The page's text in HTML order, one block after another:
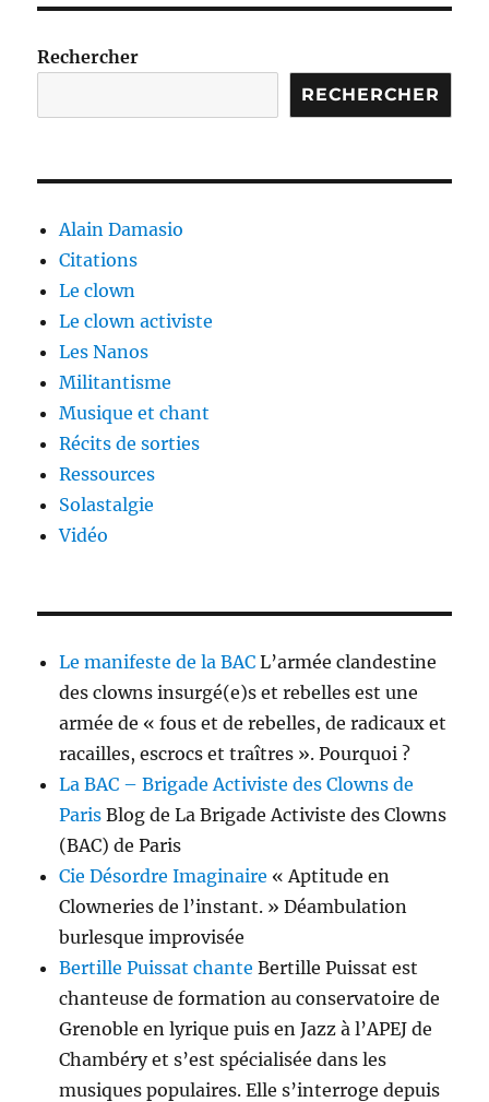
Rechercher
RECHERCHER
Alain Damasio
Citations
Le clown
Le clown activiste
Les Nanos
Militantisme
Musique et chant
Récits de sorties
Ressources
Solastalgie
Vidéo
Le manifeste de la BAC L’armée clandestine
des clowns insurgé(e)s et rebelles est une
armée de « fous et de rebelles, de radicaux et
racailles, escrocs et traîtres ». Pourquoi ?
La BAC – Brigade Activiste des Clowns de
Paris Blog de La Brigade Activiste des Clowns
(BAC) de Paris
Cie Désordre Imaginaire « Aptitude en
Clowneries de l’instant. » Déambulation
burlesque improvisée
Bertille Puissat chante Bertille Puissat est
chanteuse de formation au conservatoire de
Grenoble en lyrique puis en Jazz à l’APEJ de
Chambéry et s’est spécia­lisée dans les
musiques populaires. Elle s’interroge depuis